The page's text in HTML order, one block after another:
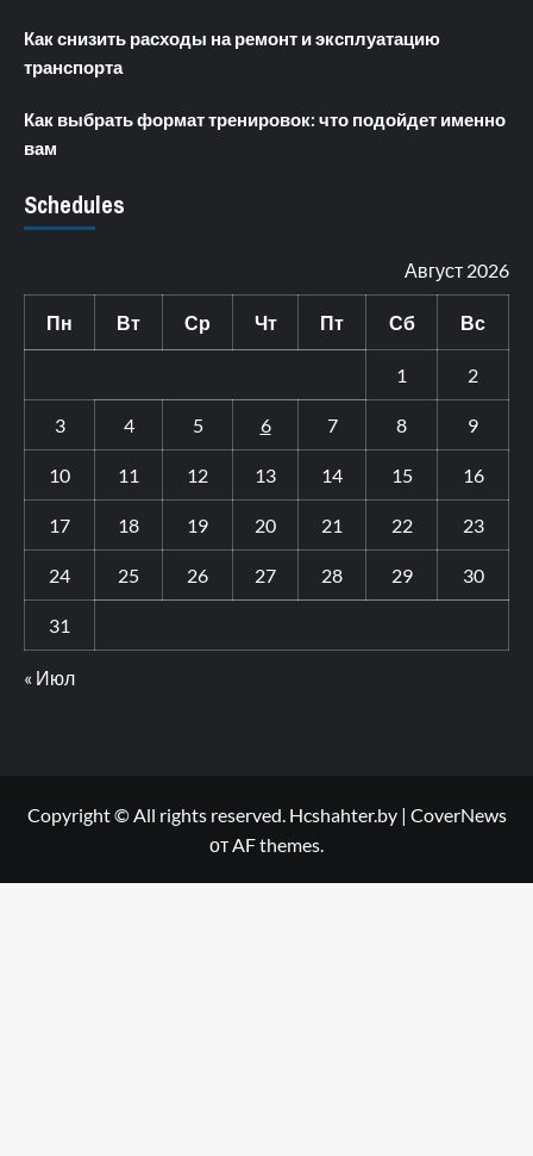
Как снизить расходы на ремонт и эксплуатацию
транспорта
Как выбрать формат тренировок: что подойдет именно
вам
Schedules
Август 2026
Пн Вт Ср Чт Пт Сб Вс
1 2
3 4 5 6 7 8 9
10 11 12 13 14 15 16
17 18 19 20 21 22 23
24 25 26 27 28 29 30
31
« Июл
Copyright © All rights reserved. Hcshahter.by | CoverNews
от AF themes.